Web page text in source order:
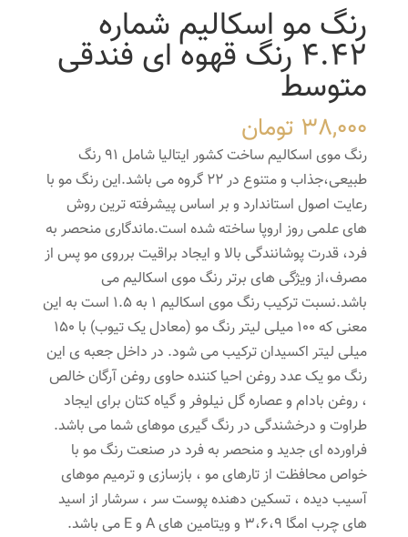
رنگ مو اسکالیم شماره
4.42 رنگ قهوه ای فندقی
متوسط
38,000 تومان
رنگ موی اسکالیم ساخت کشور ایتالیا شامل 91 رنگ
طبیعی،جذاب و متنوع در 22 گروه می باشد.این رنگ مو با
رعایت اصول استاندارد و بر اساس پیشرفته ترین روش
های علمی روز اروپا ساخته شده است.ماندگاری منحصر به
فرد، قدرت پوشانندگی بالا و ایجاد براقیت برروی مو پس از
مصرف،از ویژگی های برتر رنگ موی اسکالیم می
باشد.نسبت ترکیب رنگ موی اسکالیم 1 به 1.5 است به این
معنی که 100 میلی لیتر رنگ مو (معادل یک تیوب) با 150
میلی لیتر اکسیدان ترکیب می شود. در داخل جعبه ی این
رنگ مو یک عدد روغن احیا کننده حاوی روغن آرگان خالص
، روغن بادام و عصاره گل نیلوفر و گیاه کتان برای ایجاد
طراوت و درخشندگی در رنگ گیری موهای شما می باشد.
فراورده ای جدید و منحصر به فرد در صنعت رنگ مو با
خواص محافظت از تارهای مو ، بازسازی و ترمیم موهای
آسیب دیده ، تسکین دهنده پوست سر ، سرشار از اسید
های چرب امگا 3،6،9 و ویتامین های A و E می باشد.